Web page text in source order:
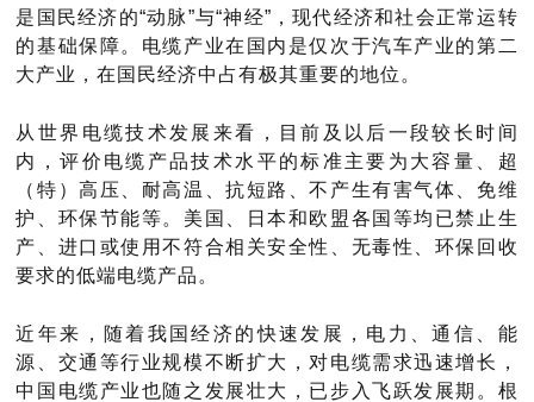
是国民经济的“动脉”与“神经”，现代经济和社会正常运转
的基础保障。电缆产业在国内是仅次于汽车产业的第二
大产业，在国民经济中占有极其重要的地位。
从世界电缆技术发展来看，目前及以后一段较长时间
内，评价电缆产品技术水平的标准主要为大容量、超
（特）高压、耐高温、抗短路、不产生有害气体、免维
护、环保节能等。美国、日本和欧盟各国等均已禁止生
产、进口或使用不符合相关安全性、无毒性、环保回收
要求的低端电缆产品。
近年来，随着我国经济的快速发展，电力、通信、能
源、交通等行业规模不断扩大，对电缆需求迅速增长，
中国电缆产业也随之发展壮大，已步入飞跃发展期。根